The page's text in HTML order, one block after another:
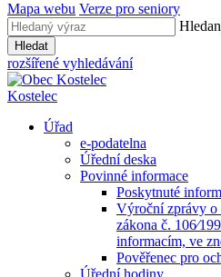
Mapa webu Verze pro seniory
Hledat
rozšířené vyhledávání
Kostelec
Úřad
e-podatelna
Úřední deska
Povinné informace
Poskytnuté
Výroční zprávy o
zákona č.
informacím, ve
Pověřenec pro
Úřední hodiny